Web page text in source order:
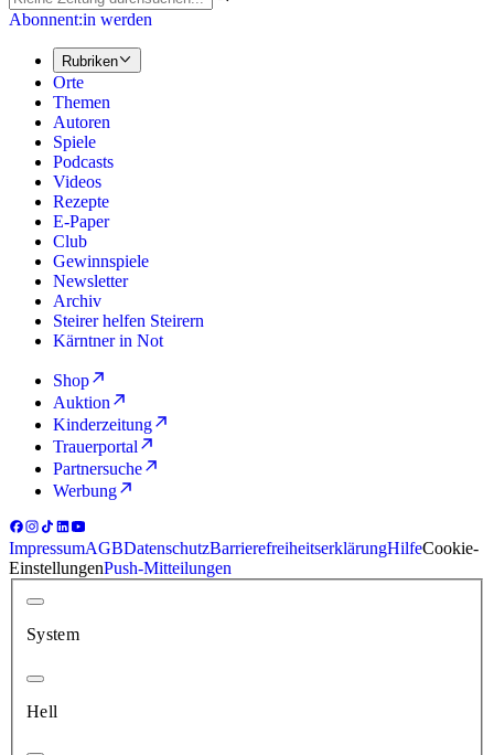
Abonnent:in werden
Rubriken
Orte
Themen
Autoren
Spiele
Podcasts
Videos
Rezepte
E-Paper
Club
Gewinnspiele
Newsletter
Archiv
Steirer helfen Steirern
Kärntner in Not
Shop
Auktion
Kinderzeitung
Trauerportal
Partnersuche
Werbung
ImpressumAGBDatenschutzBarrierefreiheitserklärungHilfeCookie-
EinstellungenPush-Mitteilungen
System
Hell